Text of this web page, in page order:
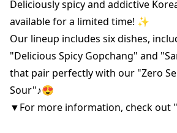
Deliciously spicy and addictive
available for a limited time! ✨
Our lineup includes six dishes,
"Delicious Spicy Gopchang" and
that pair perfectly with our "Zero
Sour"♪😍
▼For more information, check out